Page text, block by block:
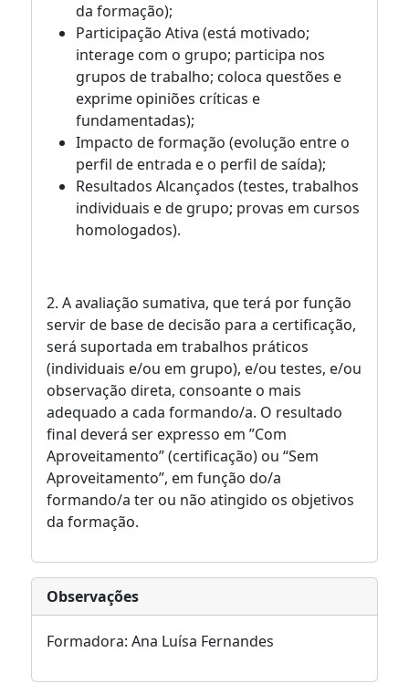
da formação);
Participação Ativa (está motivado;
interage com o grupo; participa nos
grupos de trabalho; coloca questões e
exprime opiniões críticas e
fundamentadas);
Impacto de formação (evolução entre o
perfil de entrada e o perfil de saída);
Resultados Alcançados (testes, trabalhos
individuais e de grupo; provas em cursos
homologados).
2. A avaliação sumativa, que terá por função
servir de base de decisão para a certificação,
será suportada em trabalhos práticos
(individuais e/ou em grupo), e/ou testes, e/ou
observação direta, consoante o mais
adequado a cada formando/a. O resultado
final deverá ser expresso em ”Com
Aproveitamento” (certificação) ou “Sem
Aproveitamento”, em função do/a
formando/a ter ou não atingido os objetivos
da formação.
Observações
Formadora: Ana Luísa Fernandes